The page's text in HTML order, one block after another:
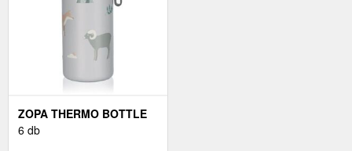
ZOPA THERMO BOTTLE
WITH SILICONE HOLDER
6 db